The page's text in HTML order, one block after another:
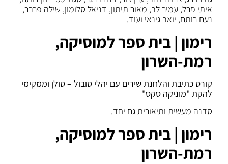
איתי פרל, עמיר לב, מאור תיתון, דניאל סלומון, שילה פרבר,
נעם רותם, יואב גינאי ועוד.
רימון | בית ספר למוסיקה,
רמת-השרון
קורס כתיבת והלחנת שירים עם יהלי סובול –סולן וממקימי
להקת "מוניקה סקס"
סדנה מעשית ותיאורית גם יחד.
רימון | בית ספר למוסיקה,
רמת-השרון